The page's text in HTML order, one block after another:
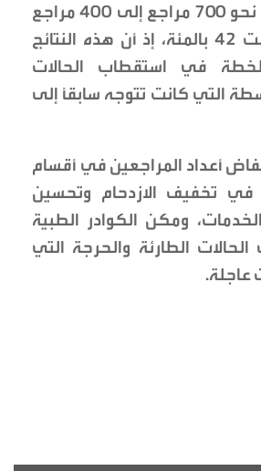
الأمير فيصل من نحو 700 مراجع إلى 400 مراجع
يوميا، بنسبة بلغت 42 بالمئة، إذ أن هذه النتائج
في استقطاب الحالات
التي كانت تتوجه سابقاً إلى
أعداد المراجعين في أقسام
تخفيف الازدحام وتحسين
ومكن الكوادر الطبية
الطارئة والحرجة التي
عاجلة.